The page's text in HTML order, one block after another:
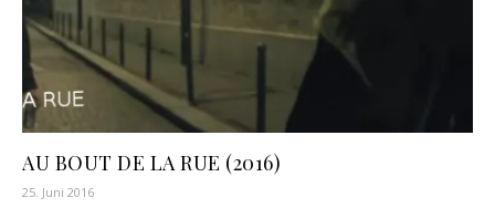
AU BOUT DE LA RUE (2016)
25. Juni 2016